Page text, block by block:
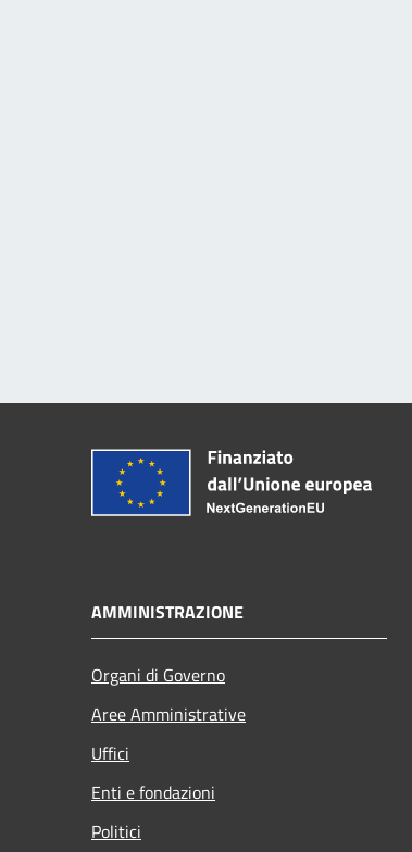
AMMINISTRAZIONE
Organi di Governo
Aree Amministrative
Uffici
Enti e fondazioni
Politici